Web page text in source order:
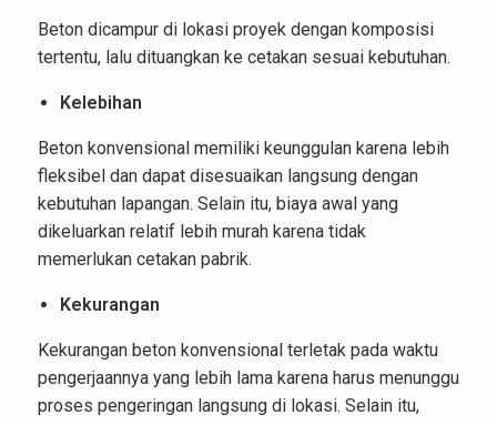
Beton dicampur di lokasi proyek dengan komposisi
tertentu, lalu dituangkan ke cetakan sesuai kebutuhan.
Kelebihan
Beton konvensional memiliki keunggulan karena lebih
fleksibel dan dapat disesuaikan langsung dengan
kebutuhan lapangan. Selain itu, biaya awal yang
dikeluarkan relatif lebih murah karena tidak
memerlukan cetakan pabrik.
Kekurangan
Kekurangan beton konvensional terletak pada waktu
pengerjaannya yang lebih lama karena harus menunggu
proses pengeringan langsung di lokasi. Selain itu,